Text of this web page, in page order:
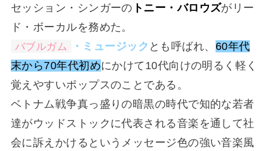
セッション・シンガーの トニー・バロウズがリー
ド・ボーカルを務めた。
バブルガム
・ミュージック とも呼ばれ、 60年代
末から70年代初めにかけて10代向けの明るく軽く
覚えやすいポップスのことである。
ベトナム戦争真っ盛りの暗黒の時代で知的な若者
達がウッドストックに代表される音楽を通して社
会に訴えかけるというメッセージ色の強い音楽風